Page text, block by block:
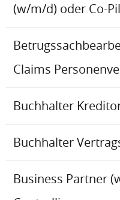
(w/m/d) oder Co-
Claims
Buchhalter
Buchhalter
Business Partner